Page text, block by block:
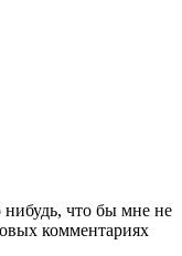
нибудь, что бы мне не
комментариях